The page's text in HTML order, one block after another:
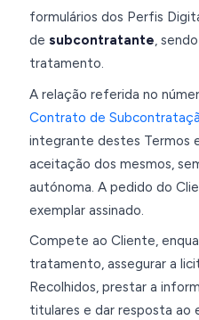
formulários dos Perfis
de subcontratante,
tratamento.
A relação referida no
Contrato de
integrante destes Termos
aceitação dos mesmos,
autónoma. A pedido do
exemplar assinado.
Compete ao Cliente,
tratamento, assegurar a
Recolhidos, prestar a
titulares e dar resposta ao